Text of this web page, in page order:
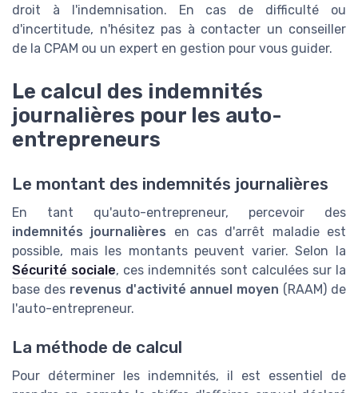
droit à l'indemnisation. En cas de difficulté ou
d'incertitude, n'hésitez pas à contacter un conseiller
de la CPAM ou un expert en gestion pour vous guider.
Le calcul des indemnités
journalières pour les auto-
entrepreneurs
Le montant des indemnités journalières
En tant qu'auto-entrepreneur, percevoir des
indemnités journalières en cas d'arrêt maladie est
possible, mais les montants peuvent varier. Selon la
Sécurité sociale, ces indemnités sont calculées sur la
base des revenus d'activité annuel moyen (RAAM) de
l'auto-entrepreneur.
La méthode de calcul
Pour déterminer les indemnités, il est essentiel de